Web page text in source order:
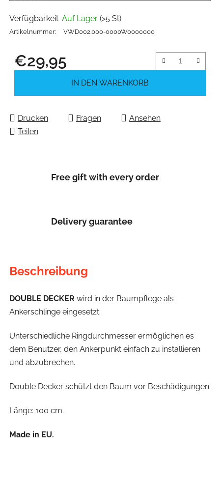
Verfügbarkeit Auf Lager (>5 St)
Artikelnummer: VWD002.000-0000W0000000
€29,95
IN DEN WARENKORB
Drucken Fragen
Ansehen
Teilen
Free gift with every order
Delivery guarantee
Beschreibung
DOUBLE DECKER wird in der Baumpflege als
Ankerschlinge eingesetzt.
Unterschiedliche Ringdurchmesser ermöglichen es
dem Benutzer, den Ankerpunkt einfach zu installieren
und abzubrechen.
Double Decker schützt den Baum vor Beschädigungen.
Länge: 100 cm.
Made in EU.